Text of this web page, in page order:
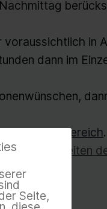
in
dann im
Downloadbereich.
auf den
Seiten
Seite,